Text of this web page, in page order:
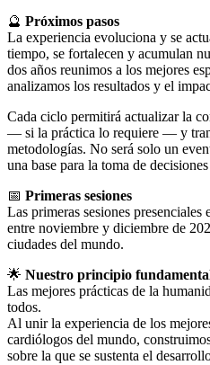
🔮 Próximos pasos
La experiencia evoluciona y se
tiempo, se fortalecen y acumulan
dos años reunimos a los mejores
analizamos los resultados y el
Cada ciclo permitirá actualizar la
— si la práctica lo requiere — y
metodologías. No será solo un
una base para la toma de
📅 Primeras sesiones
Las primeras sesiones presenciales
entre noviembre y diciembre de
ciudades del mundo.
🌟 Nuestro principio
Las mejores prácticas de la
todos.
Al unir la experiencia de los
cardiólogos del mundo,
sobre la que se sustenta el